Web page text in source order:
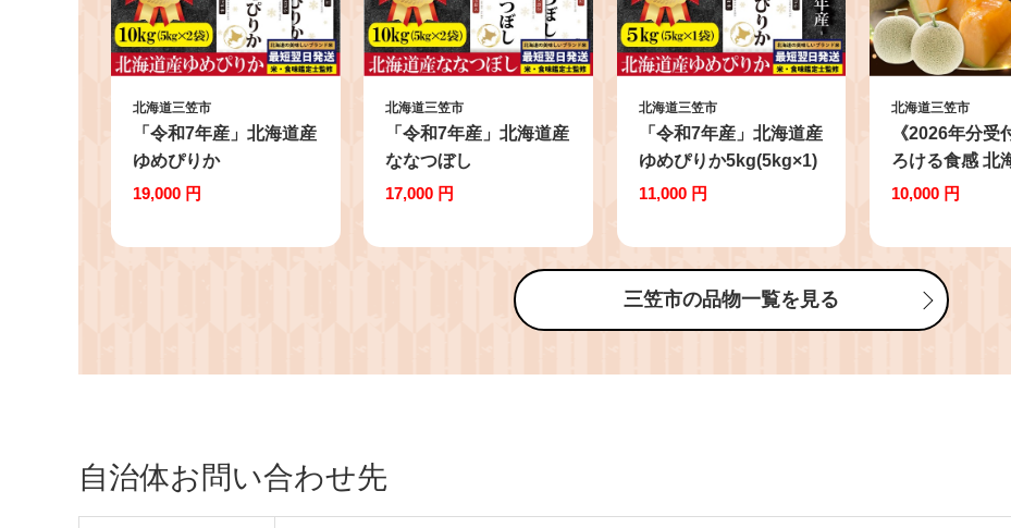
北海道三笠市
「令和7年産」北海道産
ゆめぴりか
10kg(5kg×2)【特Aラン
ふっくら 冷めてもおい
メ 株式会社ZAWA.com
お取り寄せ 北海道 三笠
市 三笠【1606120】
19,000 円
北海道三笠市
「令和7年産」北海道産
ななつぼし
10kg(5kg×2)【特Aラン
17,000 円
北海道三笠市
「令和7年産」北海道産
ゆめぴりか5kg(5kg×1)
【特Aランク】米・食
11,000 円
北海道三笠市
《2026年分受
ろける食感 北
メロン 2玉
ロン 国産メロ
ロン 赤肉 果物
ツ 青果 甘い 濃
ランドメロン
海道 三笠市 三
10,000 円
三笠市の品物一覧を見る
自治体お問い合わせ先